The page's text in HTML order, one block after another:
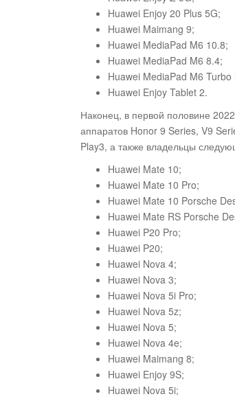
Huawei Enjoy 20 Plus 5G;
Huawei Maimang 9;
Huawei MediaPad M6 10.8;
Huawei MediaPad M6 8.4;
Huawei MediaPad M6 Turbo
Huawei Enjoy Tablet 2.
Наконец, в первой половине
аппаратов Honor 9 Series, V9
Play3, а также владельцы
Huawei Mate 10;
Huawei Mate 10 Pro;
Huawei Mate 10 Porsche
Huawei Mate RS Porsche
Huawei P20 Pro;
Huawei P20;
Huawei Nova 4;
Huawei Nova 3;
Huawei Nova 5i Pro;
Huawei Nova 5z;
Huawei Nova 5;
Huawei Nova 4e;
Huawei Maimang 8;
Huawei Enjoy 9S;
Huawei Nova 5i;